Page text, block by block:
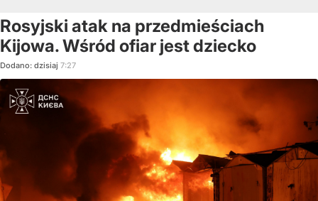
Rosyjski atak na przedmieściach
Kijowa. Wśród ofiar jest dziecko
Dodano: dzisiaj 7:27